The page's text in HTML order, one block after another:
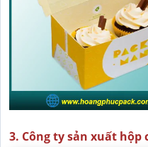
3. Công ty sản xuất hộp